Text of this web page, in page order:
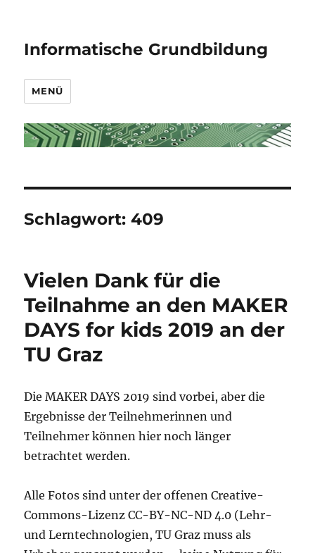
Informatische Grundbildung
MENÜ
Schlagwort:409
Vielen Dank für die
Teilnahme an den MAKER
DAYS for kids 2019 an der
TU Graz
Die MAKER DAYS 2019 sind vorbei, aber die
Ergebnisse der Teilnehmerinnen und
Teilnehmer können hier noch länger
betrachtet werden.
Alle Fotos sind unter der offenen Creative-
Commons-Lizenz CC-BY-NC-ND 4.0 (Lehr-
und Lerntechnologien, TU Graz muss als